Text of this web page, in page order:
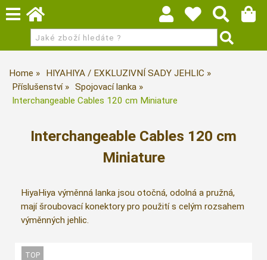
Home
HIYAHIYA / EXKLUZIVNÍ SADY JEHLIC
Příslušenství
Spojovací lanka
Interchangeable Cables 120 cm Miniature
Interchangeable Cables 120 cm
Miniature
HiyaHiya výměnná lanka jsou otočná, odolná a pružná,
mají šroubovací konektory pro použití s celým rozsahem
výměnných jehlic.